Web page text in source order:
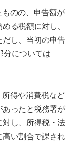
のの、申告額が
る税額に対し、
だし、当初の申告
分については
得や消費税など
あったと税務署が
対し、所得税・法
高い割合で課され